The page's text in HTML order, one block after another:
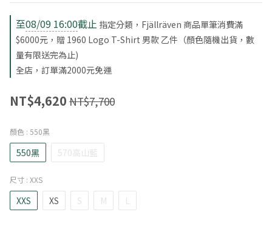
至08/09 16:00截止 指定分類，Fjällräven 商品單筆消費滿
$6000元，贈 1960 Logo T-Shirt 男款 乙件（顏色隨機出貨，數
量有限送完為止)
全店，訂單滿2000元免運
NT$4,620 NT$7,700
顏色 : 550黑
550黑 570高山藍
尺寸 : XXS
XXS XS S M L